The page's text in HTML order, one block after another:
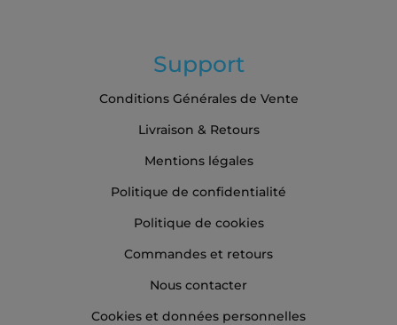
Support
Conditions Générales de Vente
Livraison & Retours
Mentions légales
Politique de confidentialité
Politique de cookies
Commandes et retours
Nous contacter
Cookies et données personnelles